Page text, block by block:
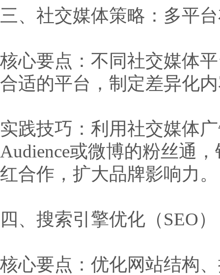
三、社交媒体策略：多平
核心要点：不同社交媒体
合适的平台，制定差异化
实践技巧：利用社交媒体
Audience或微博的粉丝通
红合作，扩大品牌影响力。
四、搜索引擎优化（SEO
核心要点：优化网站结构